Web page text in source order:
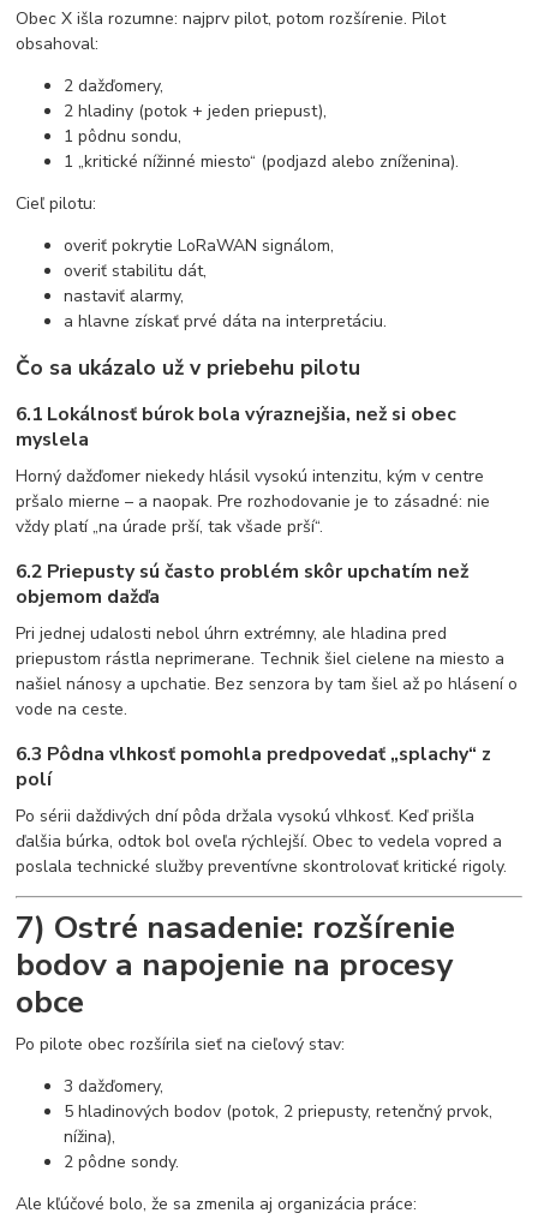
Obec X išla rozumne: najprv pilot, potom rozšírenie. Pilot
obsahoval:
2 dažďomery,
2 hladiny (potok + jeden priepust),
1 pôdnu sondu,
1 „kritické nížinné miesto“ (podjazd alebo zníženina).
Cieľ pilotu:
overiť pokrytie LoRaWAN signálom,
overiť stabilitu dát,
nastaviť alarmy,
a hlavne získať prvé dáta na interpretáciu.
Čo sa ukázalo už v priebehu pilotu
6.1 Lokálnosť búrok bola výraznejšia, než si obec
myslela
Horný dažďomer niekedy hlásil vysokú intenzitu, kým v centre
pršalo mierne – a naopak. Pre rozhodovanie je to zásadné: nie
vždy platí „na úrade prší, tak všade prší“.
6.2 Priepusty sú často problém skôr upchatím než
objemom dažďa
Pri jednej udalosti nebol úhrn extrémny, ale hladina pred
priepustom rástla neprimerane. Technik šiel cielene na miesto a
našiel nánosy a upchatie. Bez senzora by tam šiel až po hlásení o
vode na ceste.
6.3 Pôdna vlhkosť pomohla predpovedať „splachy“ z
polí
Po sérii daždivých dní pôda držala vysokú vlhkosť. Keď prišla
ďalšia búrka, odtok bol oveľa rýchlejší. Obec to vedela vopred a
poslala technické služby preventívne skontrolovať kritické rigoly.
7) Ostré nasadenie: rozšírenie
bodov a napojenie na procesy
obce
Po pilote obec rozšírila sieť na cieľový stav:
3 dažďomery,
5 hladinových bodov (potok, 2 priepusty, retenčný prvok,
nížina),
2 pôdne sondy.
Ale kľúčové bolo, že sa zmenila aj organizácia práce: